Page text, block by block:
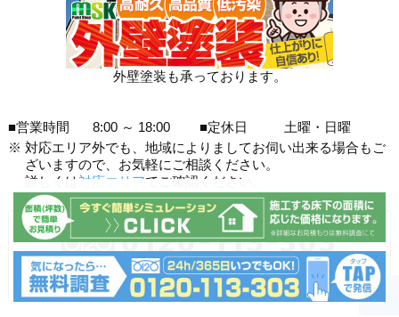
外壁塗装も承っております。
■営業時間 8:00 ～ 18:00 ■定休日
土曜・日曜
※ 対応エリア外でも、地域によりましてお伺い出来る場合もご
ざいますので、お気軽にご相談ください。
詳しくは対応エリアでご確認ください。
0120-113-303
受付時間：365日24時間いつでもOKです！
お気軽にご相談ください。
▲